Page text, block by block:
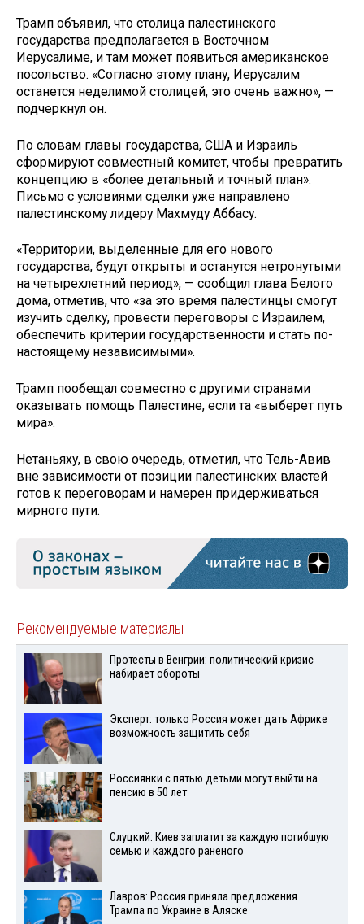
Трамп объявил, что столица палестинского
государства предполагается в Восточном
Иерусалиме, и там может появиться американское
посольство. «Согласно этому плану, Иерусалим
останется неделимой столицей, это очень важно», —
подчеркнул он.
По словам главы государства, США и Израиль
сформируют совместный комитет, чтобы превратить
концепцию в «более детальный и точный план».
Письмо с условиями сделки уже направлено
палестинскому лидеру Махмуду Аббасу.
«Территории, выделенные для его нового
государства, будут открыты и останутся нетронутыми
на четырехлетний период», — сообщил глава Белого
дома, отметив, что «за это время палестинцы смогут
изучить сделку, провести переговоры с Израилем,
обеспечить критерии государственности и стать по-
настоящему независимыми».
Трамп пообещал совместно с другими странами
оказывать помощь Палестине, если та «выберет путь
мира».
Нетаньяху, в свою очередь, отметил, что Тель-Авив
вне зависимости от позиции палестинских властей
готов к переговорам и намерен придерживаться
мирного пути.
Рекомендуемые материалы
Протесты в Венгрии: политический кризис
набирает обороты
Эксперт: только Россия может дать Африке
возможность защитить себя
Россиянки с пятью детьми могут выйти на
пенсию в 50 лет
Слуцкий: Киев заплатит за каждую погибшую
семью и каждого раненого
Лавров: Россия приняла предложения
Трампа по Украине в Аляске